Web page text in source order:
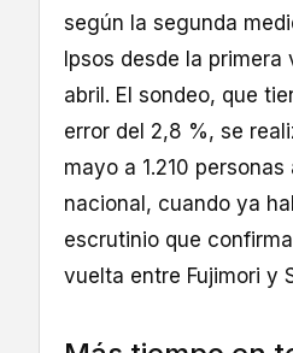
según la segunda
Ipsos desde la primera
abril. El sondeo, que
error del 2,8 %, se
mayo a 1.210
nacional, cuando ya
escrutinio que
vuelta entre Fujimori y